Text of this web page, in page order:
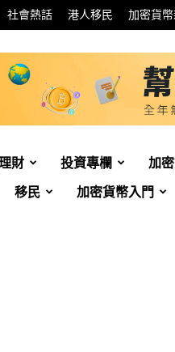
社會熱話 港人移民 加密貨
財 投資專欄 加
移民 加密貨幣入門